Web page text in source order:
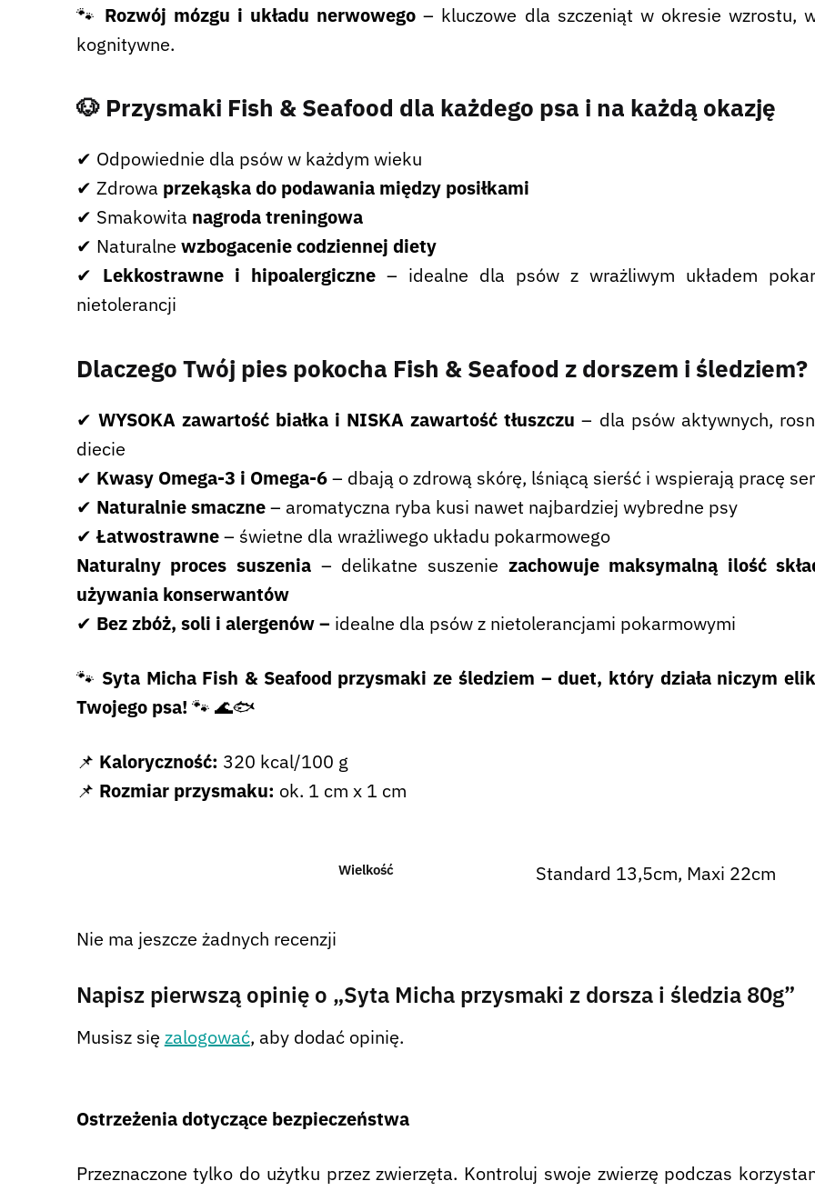
🐾 Rozwój mózgu i układu nerwowego– kluczowe dla szczeniąt w okresie wzrostu,
kognitywne.
🐶Przysmaki Fish & Seafood dla każdego psa i na każdą okazję
✔ Odpowiednie dla psów w każdym wieku
✔ Zdrowa przekąska do podawania między posiłkami
✔ Smakowita nagroda treningowa
✔ Naturalne wzbogacenie codziennej diety
✔ Lekkostrawne i hipoalergiczne– idealne dla psów z wrażliwym układem
nietolerancji
Dlaczego Twój pies pokocha Fish & Seafood z dorszem i śledziem?
✔ WYSOKA zawartość białka i NISKA zawartość tłuszczu– dla psów aktywnych,
diecie
✔ Kwasy Omega-3 i Omega-6– dbają o zdrową skórę, lśniącą sierść i wspierają pracę
✔ Naturalnie smaczne– aromatyczna ryba kusi nawet najbardziej wybredne psy
✔ Łatwostrawne– świetne dla wrażliwego układu pokarmowego
Naturalny proces suszenia – delikatne suszenie zachowuje maksymalną ilość
używania konserwantów
✔ Bez zbóż, soli i alergenów – idealne dla psów z nietolerancjami pokarmowymi
🐾 Syta Micha Fish & Seafood przysmaki ze śledziem – duet, który działa niczym
Twojego psa! 🐾 🌊🐟
📌 Kaloryczność: 320 kcal/100 g
📌 Rozmiar przysmaku: ok. 1 cm x 1 cm
Wielkość Standard 13,5cm, Maxi 22cm
Nie ma jeszcze żadnych recenzji
Napisz pierwszą opinię o „Syta Micha przysmaki z dorsza i śledzia 80g”
Musisz się zalogować, aby dodać opinię.
Ostrzeżenia dotyczące bezpieczeństwa
Przeznaczone tylko do użytku przez zwierzęta. Kontroluj swoje zwierzę podczas